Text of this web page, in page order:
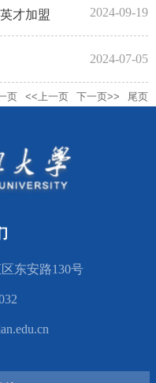
才加盟 2024-09-19
2024-07-05
页 <<上一页 下一页>> 尾页
东安路130号